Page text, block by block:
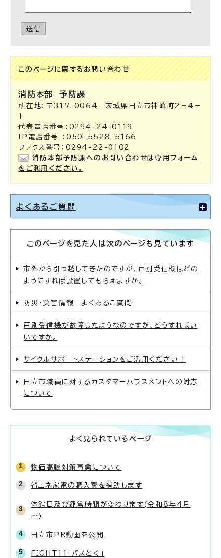
送信
このページに関する お問い合わせ
消防本部予防課
所在地：〒317-0064 茨城県日立市神峰町2－4－
1
代表電話番号：0294-24-0119
IP電話番号 ：050-5528-5166
ファクス番号：0294-22-0102
消防本部予防課へのお問い合わせは専用フォーム
をご利用ください。
よくあるご質問
このページを見た人は次のページも見ています
市外から引っ越してきたのですが、戸別受信機はどの
ようにすれば設置してもらえますか。
防災・災害情報 よくあるご質問
戸別受信機が故障したようなのですが、どうすればい
いですか。
サイクルサポートステーションをご活用ください！
日立市職員に対するカスタマーハラスメントへの対応
について
よく見られているページ
物価高騰対策事業について
省エネ家電の購入費を補助します
休館日及び運営時間が変わります(令和8年4月
～)
日立市PR動画を公開
FIGHT11「パスとく」